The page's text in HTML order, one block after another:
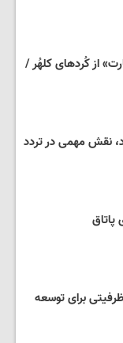
از کُردهای کلهُر /
نقش مهمی در تردد
برای توسعه